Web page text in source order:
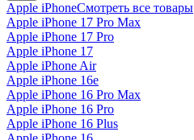
Apple iPhoneСмотреть все товары
Apple iPhone 17 Pro Max
Apple iPhone 17 Pro
Apple iPhone 17
Apple iPhone Air
Apple iPhone 16e
Apple iPhone 16 Pro Max
Apple iPhone 16 Pro
Apple iPhone 16 Plus